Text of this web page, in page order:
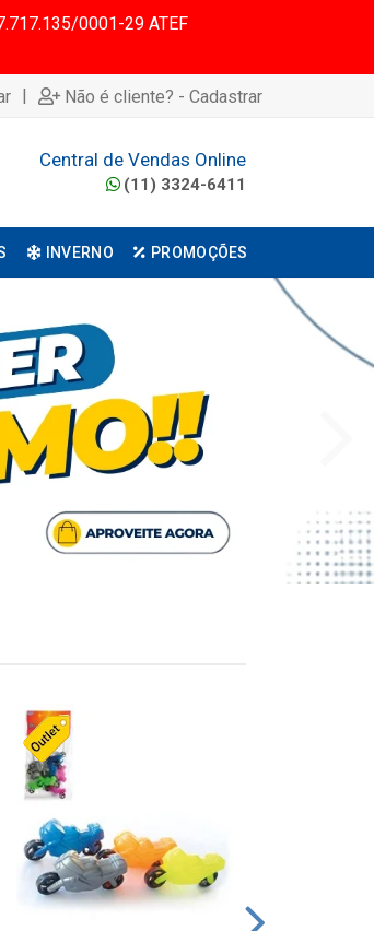
0001-29 ATEF
| Não é cliente? - Cadastrar
Central de Vendas Online
(11) 3324-6411
INVERNO PROMOÇÕES